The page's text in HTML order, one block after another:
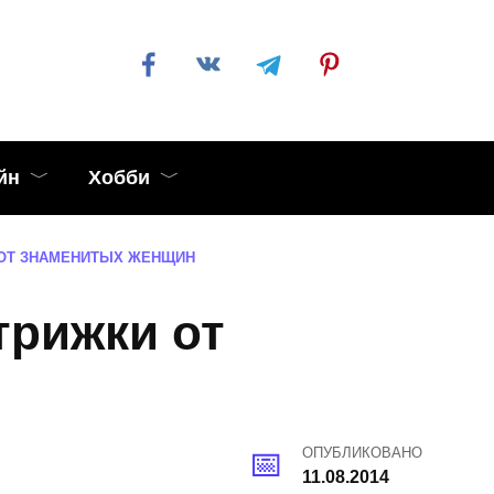
Хобби
ЗНАМЕНИТЫХ ЖЕНЩИН
от
ОПУБЛИКОВАНО
11.08.2014